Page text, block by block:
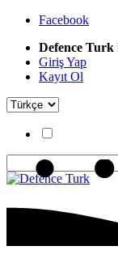
Facebook
Defence Turk
Giriş Yap
Kayıt Ol